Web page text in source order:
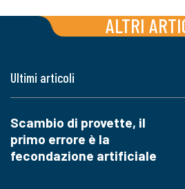
ALTRI
Ultimi articoli
Scambio di provette, il
primo errore è la
fecondazione artificiale